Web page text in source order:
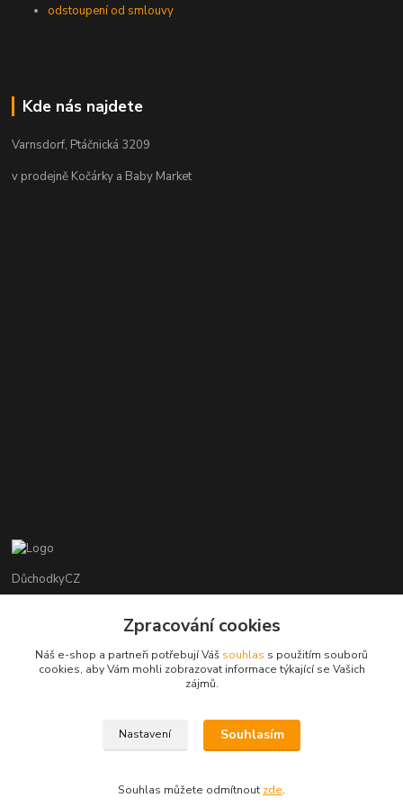
odstoupení od smlouvy
Kde nás najdete
Varnsdorf, Ptáčnická 3209
v prodejně Kočárky a Baby Market
DůchodkyCZ
+420 412384749
objednavky@duchodky.cz
Zpracování cookies
Náš e-shop a partneři potřebují Váš souhlas s použitím souborů
cookies, aby Vám mohli zobrazovat informace týkající se Vašich
zájmů.
Nastavení Souhlasím
Souhlas můžete odmítnout zde.